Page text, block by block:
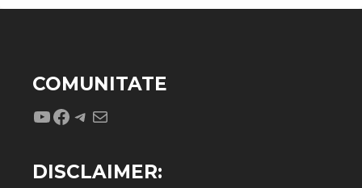
COMUNITATE
YouTube
Facebook
Telegram
Mail
DISCLAIMER: